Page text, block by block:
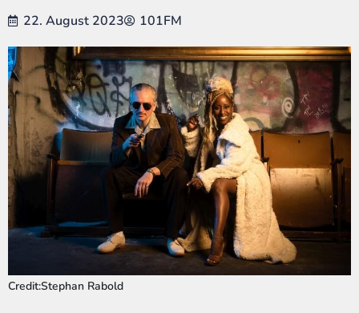
22. August 2023 101FM
Credit:Stephan Rabold